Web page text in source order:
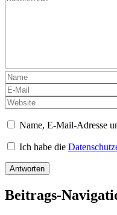
Name, E-Mail-Adresse
Ich habe die
Beitrags-